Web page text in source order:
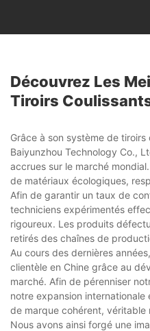
Découvrez Les
Tiroirs
Grâce à son système de tiroirs
Baiyunzhou Technology Co.,
accrues sur le marché
de matériaux écologiques,
Afin de garantir un taux de
techniciens expérimentés
rigoureux. Les produits
retirés des chaînes de
Au cours des dernières
clientèle en Chine grâce au
marché. Afin de pérenniser
notre expansion
de marque cohérent,
Nous avons ainsi forgé une